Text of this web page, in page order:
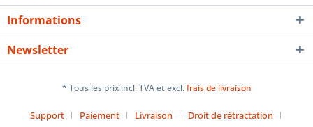
Informations
Newsletter
* Tous les prix incl. TVA et excl.frais de livraison
Support Paiement Livraison Droit de rétractation